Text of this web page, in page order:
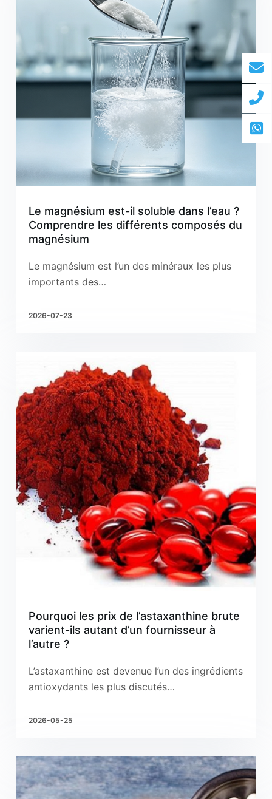
Le magnésium est-il soluble dans l’eau ?
Comprendre les différents composés du
magnésium
Le magnésium est l’un des minéraux les plus
importants des…
2026-07-23
Pourquoi les prix de l’astaxanthine brute
varient-ils autant d’un fournisseur à
l’autre ?
L’astaxanthine est devenue l’un des ingrédients
antioxydants les plus discutés…
2026-05-25